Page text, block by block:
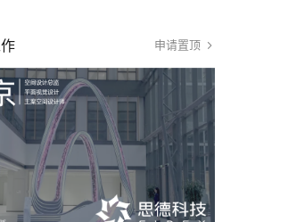
申请置顶